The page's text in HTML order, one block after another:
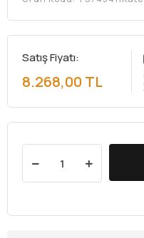
Satış Fiyatı:
8.268,00 TL